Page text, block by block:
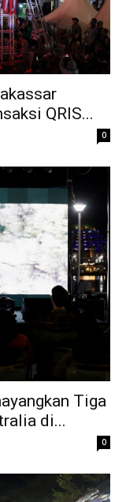
QRIS...
0
Tiga
di...
0